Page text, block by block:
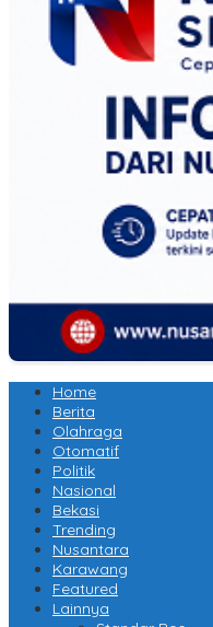
Home
Berita
Olahraga
Otomatif
Politik
Nasional
Bekasi
Trending
Nusantara
Karawang
Featured
Lainnya